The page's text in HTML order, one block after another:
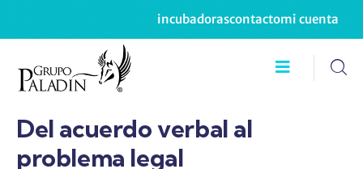
incubadorascontactomi cuenta
Del acuerdo verbal al
problema legal